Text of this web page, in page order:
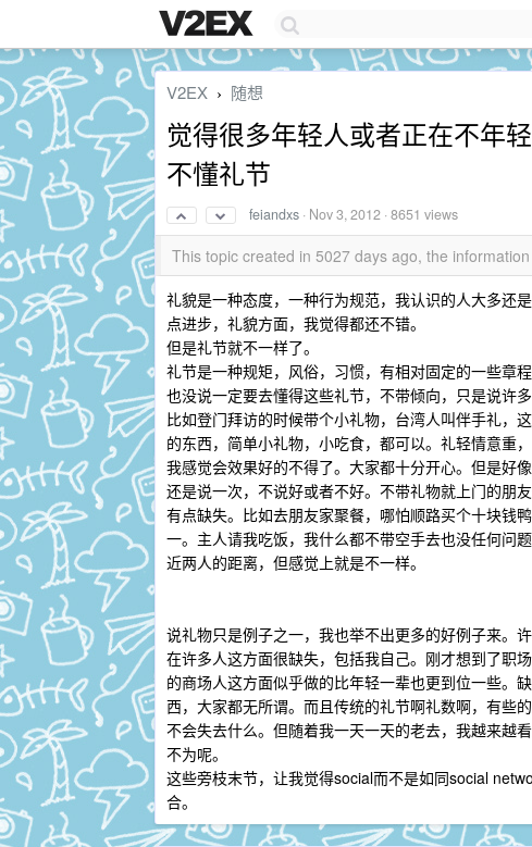
V2EX › 随想
觉得很多年轻人或者正在不年
不懂礼节
feiandxs · Nov 3, 2012 · 8651 views
This topic created in 5027 days ago, the
礼貌是一种态度，一种行为规范，我认识的人大多还
点进步，礼貌方面，我觉得都还不错。
但是礼节就不一样了。
礼节是一种规矩，风俗，习惯，有相对固定的一些章
也没说一定要去懂得这些礼节，不带倾向，只是说许多
比如登门拜访的时候带个小礼物，台湾人叫伴手礼，
的东西，简单小礼物，小吃食，都可以。礼轻情意重
我感觉会效果好的不得了。大家都十分开心。但是好
还是说一次，不说好或者不好。不带礼物就上门的朋
有点缺失。比如去朋友家聚餐，哪怕顺路买个十块钱
一。主人请我吃饭，我什么都不带空手去也没任何问
近两人的距离，但感觉上就是不一样。
说礼物只是例子之一，我也举不出更多的好例子来。
在许多人这方面很缺失，包括我自己。刚才想到了职
的商场人这方面似乎做的比年轻一辈也更到位一些。
西，大家都无所谓。而且传统的礼节啊礼数啊，有些
不会失去什么。但随着我一天一天的老去，我越来越
不为呢。
这些旁枝末节，让我觉得social而不是如同social
合。